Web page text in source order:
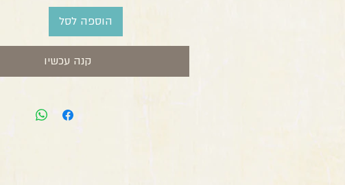
הוספה לסל
קנה עכשיו